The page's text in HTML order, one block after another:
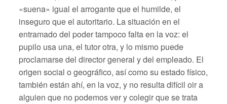
«suena» igual el arrogante que el humilde, el
inseguro que el autoritario. La situación en el
entramado del poder tampoco falta en la voz: el
pupilo usa una, el tutor otra, y lo mismo puede
proclamarse del director general y del empleado. El
origen social o geográfico, así como su estado físico,
también están ahí, en la voz, y no resulta difícil oir a
alguien que no podemos ver y colegir que se trata